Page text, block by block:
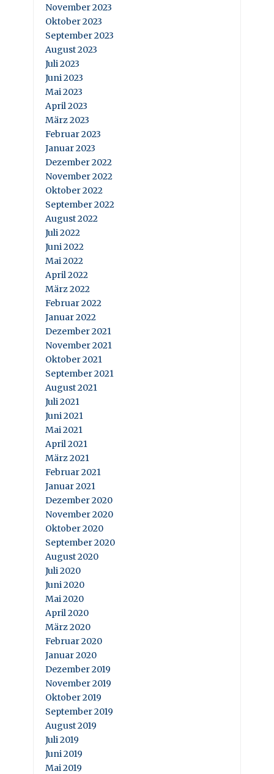
November 2023
Oktober 2023
September 2023
August 2023
Juli 2023
Juni 2023
Mai 2023
April 2023
März 2023
Februar 2023
Januar 2023
Dezember 2022
November 2022
Oktober 2022
September 2022
August 2022
Juli 2022
Juni 2022
Mai 2022
April 2022
März 2022
Februar 2022
Januar 2022
Dezember 2021
November 2021
Oktober 2021
September 2021
August 2021
Juli 2021
Juni 2021
Mai 2021
April 2021
März 2021
Februar 2021
Januar 2021
Dezember 2020
November 2020
Oktober 2020
September 2020
August 2020
Juli 2020
Juni 2020
Mai 2020
April 2020
März 2020
Februar 2020
Januar 2020
Dezember 2019
November 2019
Oktober 2019
September 2019
August 2019
Juli 2019
Juni 2019
Mai 2019